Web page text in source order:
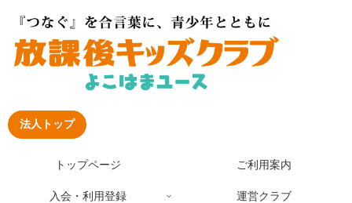
法人トップ
トップページ ご利用案内
入会・利用登録 運営クラブ